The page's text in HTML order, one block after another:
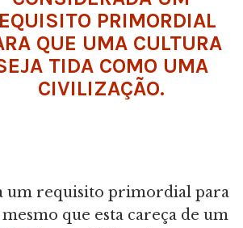
PRIMORDIAL
QUE UMA CULTURA
TIDA COMO UMA
CIVILIZAÇÃO.
um requisito primordial para
que esta careça de um